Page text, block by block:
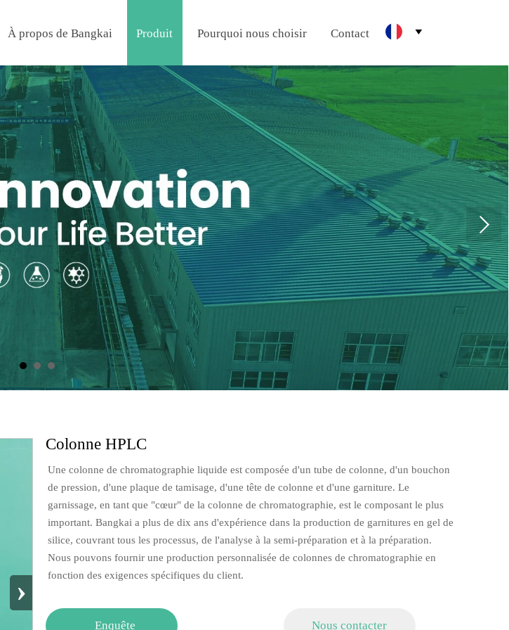
À propos de Bangkai Produit Pourquoi nous choisir Contact 
›
Colonne HPLC
Une colonne de chromatographie liquide est composée d'un tube de colonne, d'un bouchon
de pression, d'une plaque de tamisage, d'une tête de colonne et d'une garniture. Le
garnissage, en tant que "cœur" de la colonne de chromatographie, est le composant le plus
important. Bangkai a plus de dix ans d'expérience dans la production de garnitures en gel de
silice, couvrant tous les processus, de l'analyse à la semi-préparation et à la préparation.
Nous pouvons fournir une production personnalisée de colonnes de chromatographie en
fonction des exigences spécifiques du client.
Enquête Nous contacter